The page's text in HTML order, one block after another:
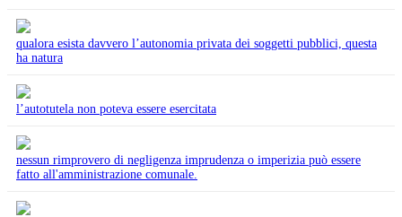
qualora esista davvero l’autonomia privata dei soggetti pubblici, questa
ha natura
l’autotutela non poteva essere esercitata
nessun rimprovero di negligenza imprudenza o imperizia può essere
fatto all'amministrazione comunale.